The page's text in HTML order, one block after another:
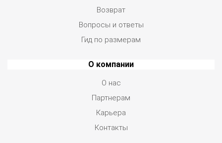
Возврат
Вопросы и ответы
Гид по размерам
О компании
О нас
Партнерам
Карьера
Контакты